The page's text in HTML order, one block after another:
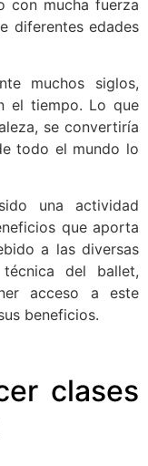
con mucha fuerza
diferentes edades
muchos siglos,
el tiempo. Lo que
se convertiría
todo el mundo lo
una actividad
que aporta
a las diversas
del ballet,
acceso a este
beneficios.
clases